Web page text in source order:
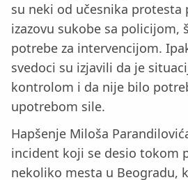
su neki od učesnika protesta
izazovu sukobe sa policijom,
potrebe za intervencijom.
svedoci su izjavili da je
kontrolom i da nije bilo
upotrebom sile.
Hapšenje Miloša
incident koji se desio tokom
nekoliko mesta u Beogradu,